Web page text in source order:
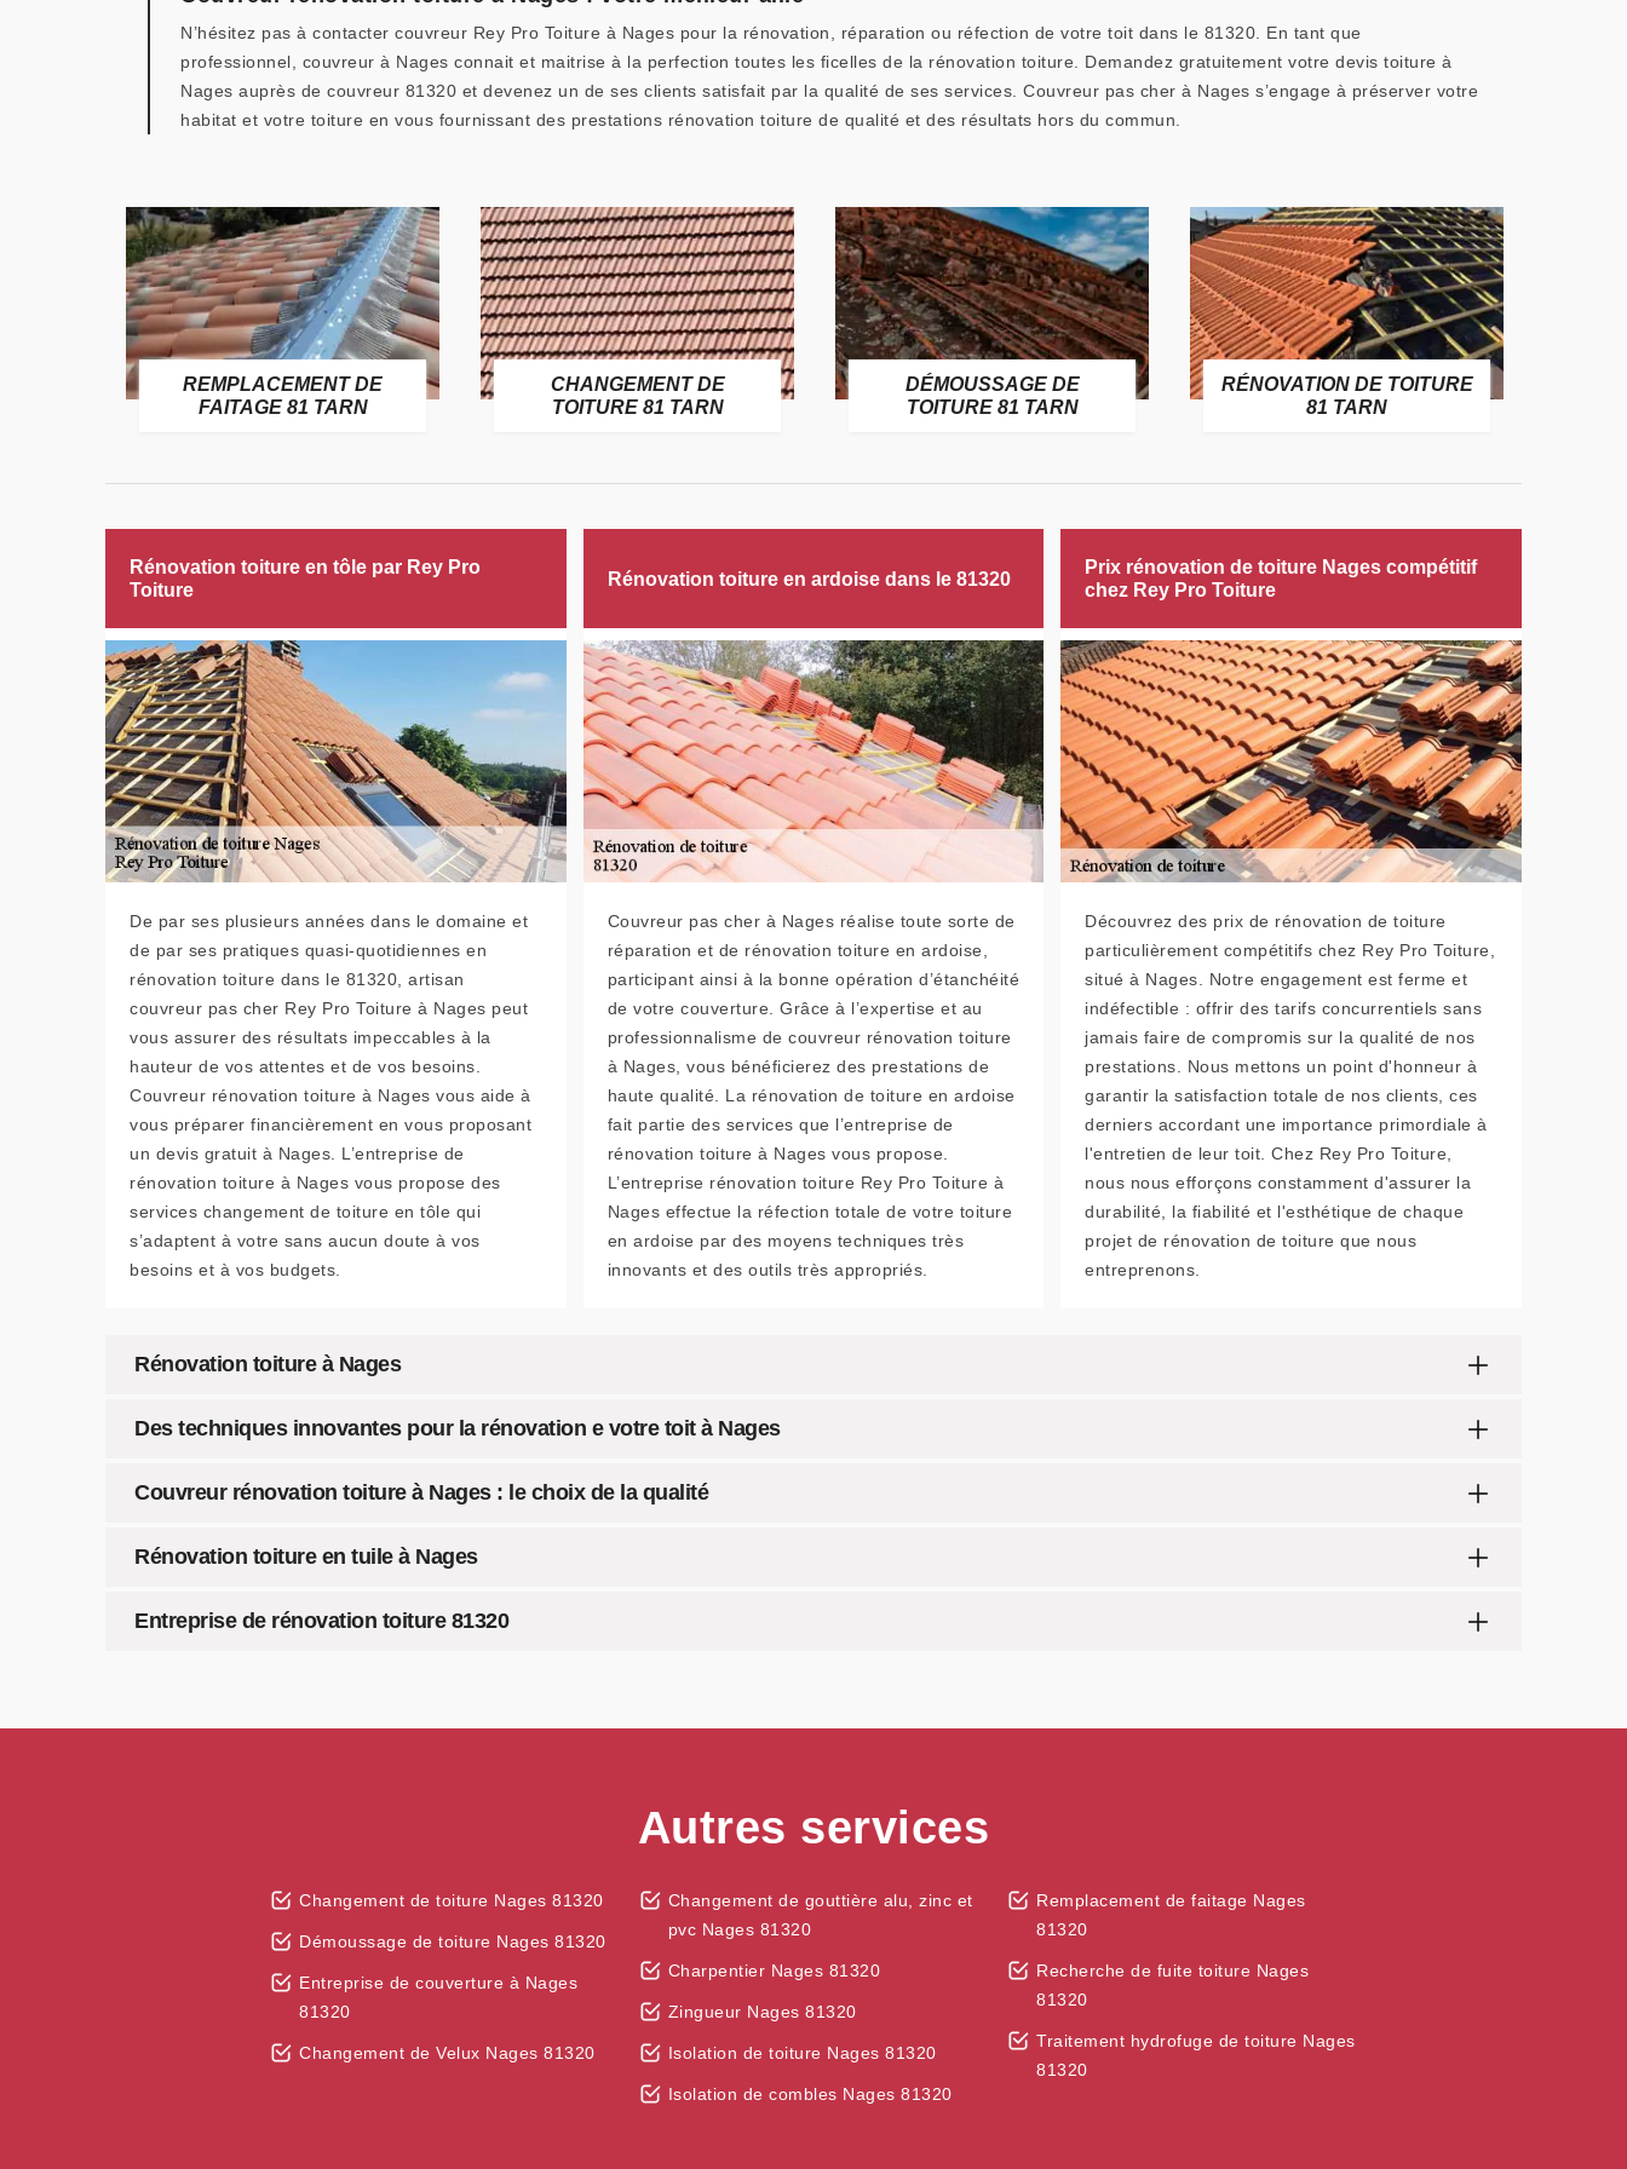
N’hésitez pas à contacter couvreur Rey Pro Toiture à Nages pour la rénovation, réparation ou réfection de votre toit dans le 81320. En tant que
professionnel, couvreur à Nages connait et maitrise à la perfection toutes les ficelles de la rénovation toiture. Demandez gratuitement votre devis toiture à
Nages auprès de couvreur 81320 et devenez un de ses clients satisfait par la qualité de ses services. Couvreur pas cher à Nages s’engage à préserver votre
habitat et votre toiture en vous fournissant des prestations rénovation toiture de qualité et des résultats hors du commun.
REMPLACEMENT DE
FAITAGE 81 TARN
CHANGEMENT DE
TOITURE 81 TARN
DÉMOUSSAGE DE
TOITURE 81 TARN
RÉNOVATION DE TOITURE
81 TARN
Rénovation toiture en tôle par Rey Pro
Toiture
De par ses plusieurs années dans le domaine et
de par ses pratiques quasi-quotidiennes en
rénovation toiture dans le 81320, artisan
couvreur pas cher Rey Pro Toiture à Nages peut
vous assurer des résultats impeccables à la
hauteur de vos attentes et de vos besoins.
Couvreur rénovation toiture à Nages vous aide à
vous préparer financièrement en vous proposant
un devis gratuit à Nages. L’entreprise de
rénovation toiture à Nages vous propose des
services changement de toiture en tôle qui
s’adaptent à votre sans aucun doute à vos
besoins et à vos budgets.
Rénovation toiture en ardoise dans le 81320
Couvreur pas cher à Nages réalise toute sorte de
réparation et de rénovation toiture en ardoise,
participant ainsi à la bonne opération d’étanchéité
de votre couverture. Grâce à l’expertise et au
professionnalisme de couvreur rénovation toiture
à Nages, vous bénéficierez des prestations de
haute qualité. La rénovation de toiture en ardoise
fait partie des services que l’entreprise de
rénovation toiture à Nages vous propose.
L’entreprise rénovation toiture Rey Pro Toiture à
Nages effectue la réfection totale de votre toiture
en ardoise par des moyens techniques très
innovants et des outils très appropriés.
Prix rénovation de toiture Nages compétitif
chez Rey Pro Toiture
Découvrez des prix de rénovation de toiture
particulièrement compétitifs chez Rey Pro Toiture,
situé à Nages. Notre engagement est ferme et
indéfectible : offrir des tarifs concurrentiels sans
jamais faire de compromis sur la qualité de nos
prestations. Nous mettons un point d'honneur à
garantir la satisfaction totale de nos clients, ces
derniers accordant une importance primordiale à
l'entretien de leur toit. Chez Rey Pro Toiture,
nous nous efforçons constamment d'assurer la
durabilité, la fiabilité et l'esthétique de chaque
projet de rénovation de toiture que nous
entreprenons.
Rénovation toiture à Nages
Des techniques innovantes pour la rénovation e votre toit à Nages
Couvreur rénovation toiture à Nages : le choix de la qualité
Rénovation toiture en tuile à Nages
Entreprise de rénovation toiture 81320
Autres services
Changement de toiture Nages 81320
Démoussage de toiture Nages 81320
Entreprise de couverture à Nages
81320
Changement de Velux Nages 81320
Changement de gouttière alu, zinc et
pvc Nages 81320
Charpentier Nages 81320
Zingueur Nages 81320
Isolation de toiture Nages 81320
Isolation de combles Nages 81320
Remplacement de faitage Nages
81320
Recherche de fuite toiture Nages
81320
Traitement hydrofuge de toiture Nages
81320